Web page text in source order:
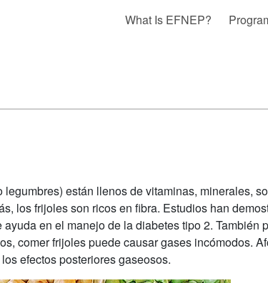
What Is EFNEP?
están llenos de vitaminas, minerales,
los frijoles son ricos en fibra. Estudios han
en el manejo de la diabetes tipo 2. También
comer frijoles puede causar gases incómodos.
efectos posteriores gaseosos.